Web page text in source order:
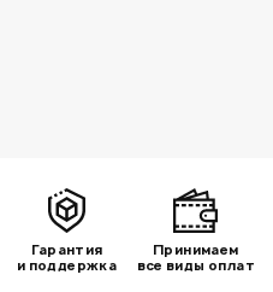
Гарантия
и поддержка
Принимаем
все виды оплат